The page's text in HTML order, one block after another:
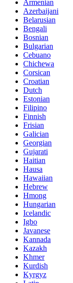
Armenian
Azerbaijani
Belarusian
Bengali
Bosnian
Bulgarian
Cebuano
Chichewa
Corsican
Croatian
Dutch
Estonian
Filipino
Finnish
Frisian
Galician
Georgian
Gujarati
Haitian
Hausa
Hawaiian
Hebrew
Hmong
Hungarian
Icelandic
Igbo
Javanese
Kannada
Kazakh
Khmer
Kurdish
Kyrgyz